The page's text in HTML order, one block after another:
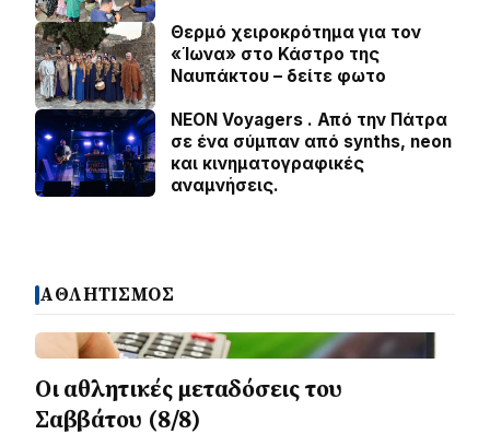
Θερμό χειροκρότημα για τον
«Ίωνα» στο Κάστρο της
Ναυπάκτου – δείτε φωτο
NEON Voyagers . Από την Πάτρα
σε ένα σύμπαν από synths, neon
και κινηματογραφικές
αναμνήσεις.
ΑΘΛΗΤΙΣΜΟΣ
Οι αθλητικές μεταδόσεις του
Σαββάτου (8/8)